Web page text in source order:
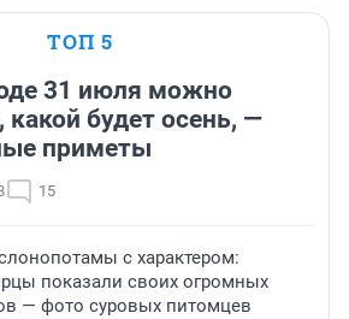
ТОП 5
31 июля можно
какой будет осень, —
приметы
15
с характером:
показали своих огромных
— фото суровых питомцев